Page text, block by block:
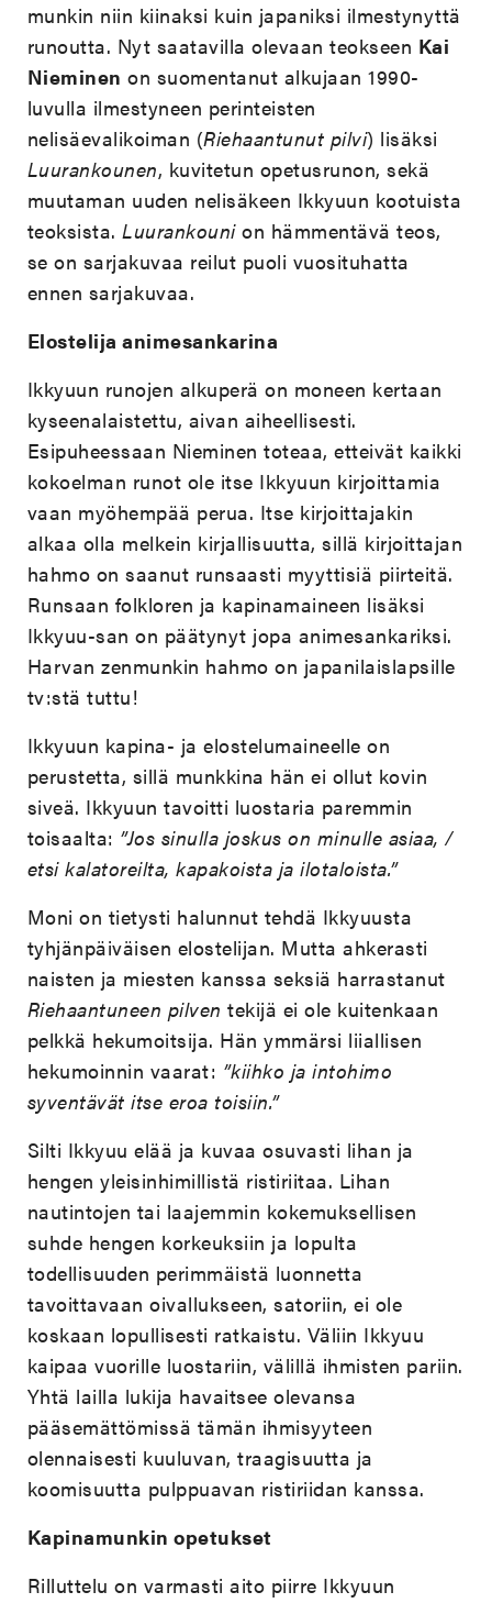
munkin niin kiinaksi kuin japaniksi ilmestynyttä
runoutta. Nyt saatavilla olevaan teokseen Kai
Nieminen on suomentanut alkujaan 1990-
luvulla ilmestyneen perinteisten
nelisäevalikoiman (Riehaantunut pilvi) lisäksi
Luurankounen, kuvitetun opetusrunon, sekä
muutaman uuden nelisäkeen Ikkyuun kootuista
teoksista.Luurankounion hämmentävä teos,
se on sarjakuvaa reilut puoli vuosituhatta
ennen sarjakuvaa.
Elostelija animesankarina
Ikkyuun runojen alkuperä on moneen kertaan
kyseenalaistettu, aivan aiheellisesti.
Esipuheessaan Nieminen toteaa, etteivät kaikki
kokoelman runot ole itse Ikkyuun kirjoittamia
vaan myöhempää perua. Itse kirjoittajakin
alkaa olla melkein kirjallisuutta, sillä kirjoittajan
hahmo on saanut runsaasti myyttisiä piirteitä.
Runsaan folkloren ja kapinamaineen lisäksi
Ikkyuu-san on päätynyt jopa animesankariksi.
Harvan zenmunkin hahmo on japanilaislapsille
tv:stä tuttu!
Ikkyuun kapina- ja elostelumaineelle on
perustetta, sillä munkkina hän ei ollut kovin
siveä. Ikkyuun tavoitti luostaria paremmin
toisaalta: ”Jos sinulla joskus on minulle asiaa, /
etsi kalatoreilta, kapakoista ja ilotaloista.”
Moni on tietysti halunnut tehdä Ikkyuusta
tyhjänpäiväisen elostelijan. Mutta ahkerasti
naisten ja miesten kanssa seksiä harrastanut
Riehaantuneen pilven tekijä ei ole kuitenkaan
pelkkä hekumoitsija. Hän ymmärsi liiallisen
hekumoinnin vaarat: ”kiihko ja intohimo
syventävät itse eroa toisiin.”
Silti Ikkyuu elää ja kuvaa osuvasti lihan ja
hengen yleisinhimillistä ristiriitaa. Lihan
nautintojen tai laajemmin kokemuksellisen
suhde hengen korkeuksiin ja lopulta
todellisuuden perimmäistä luonnetta
tavoittavaan oivallukseen, satoriin, ei ole
koskaan lopullisesti ratkaistu. Väliin Ikkyuu
kaipaa vuorille luostariin, välillä ihmisten pariin.
Yhtä lailla lukija havaitsee olevansa
pääsemättömissä tämän ihmisyyteen
olennaisesti kuuluvan, traagisuutta ja
koomisuutta pulppuavan ristiriidan kanssa.
Kapinamunkin opetukset
Rilluttelu on varmasti aito piirre Ikkyuun